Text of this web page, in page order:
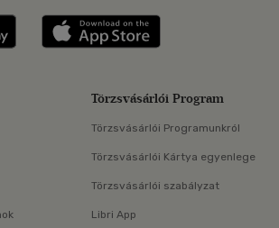
Libri applikáció Szerezd meg: Google
Törzsvásárlói Program
Törzsvásárlói Programunkról
Törzsvásárlói Kártya egyenlege
Törzsvásárlói szabályzat
Libri App